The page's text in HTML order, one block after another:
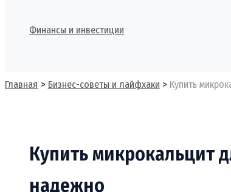
Финансы и инвестиции
Главная Бизнес-советы и лайфхаки Купить
Купить микрокальцит
надежно